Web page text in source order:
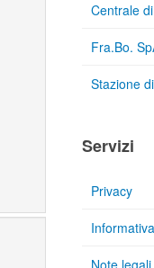
Centrale
Fra.Bo.
Stazione
Servizi
Privacy
Note legali